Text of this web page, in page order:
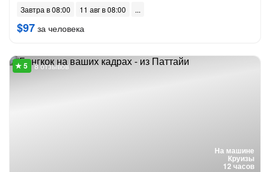
Завтра в 08:00 11 авг в 08:00
$97 за человека
На машине
Круизы
12 часов
8 отзывов